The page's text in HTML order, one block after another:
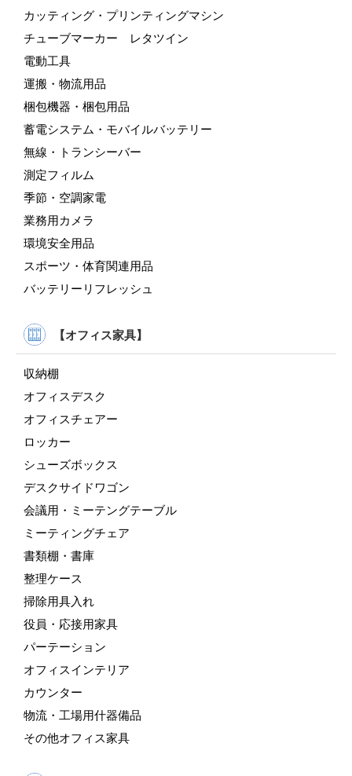
カッティング・プリンティングマシン
チューブマーカー レタツイン
電動工具
運搬・物流用品
梱包機器・梱包用品
蓄電システム・モバイルバッテリー
無線・トランシーバー
測定フィルム
季節・空調家電
業務用カメラ
環境安全用品
スポーツ・体育関連用品
バッテリーリフレッシュ
【オフィス家具】
収納棚
オフィスデスク
オフィスチェアー
ロッカー
シューズボックス
デスクサイドワゴン
会議用・ミーテングテーブル
ミーティングチェア
書類棚・書庫
整理ケース
掃除用具入れ
役員・応接用家具
パーテーション
オフィスインテリア
カウンター
物流・工場用什器備品
その他オフィス家具